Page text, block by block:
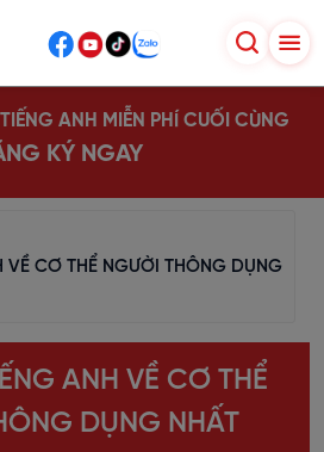
ANH MIỄN PHÍ CUỐI CÙNG
KÝ NGAY
VỀ CƠ THỂ NGƯỜI THÔNG DỤNG
ANH VỀ CƠ THỂ
DỤNG NHẤT